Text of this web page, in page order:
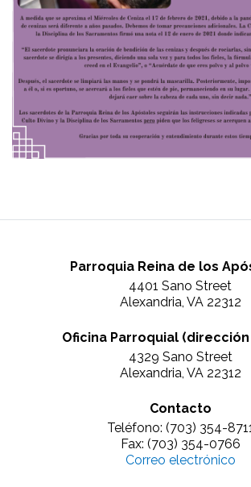
Parroquia Reina de los
4401 Sano Street
Alexandria, VA 22312
Oficina Parroquial
4329 Sano Street
Alexandria, VA 22312
Contacto
Teléfono: (703) 354-
Fax: (703) 354-0766
Correo electrónico